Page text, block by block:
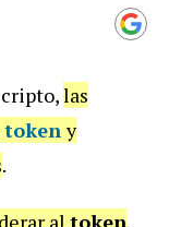
las
token y
.
al token